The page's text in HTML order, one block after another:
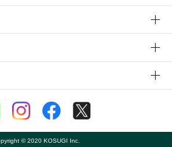
© 2020 KOSUGI Inc.